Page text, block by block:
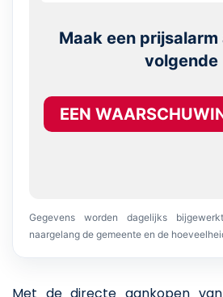
Maak een prijsalarm
volgende
EEN
Gegevens worden dagelijks
naargelang de gemeente en de
Met de directe aankopen